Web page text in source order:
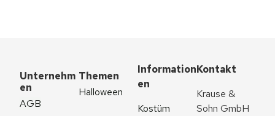
Unternehm
en
AGB
Themen
Halloween
Information
en
Kostüm
Kontakt
Krause &
Sohn GmbH